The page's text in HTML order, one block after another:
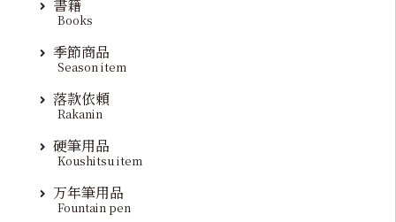
書籍
Books
季節商品
Season item
落款依頼
Rakanin
硬筆用品
Koushitsu item
万年筆用品
Fountain pen